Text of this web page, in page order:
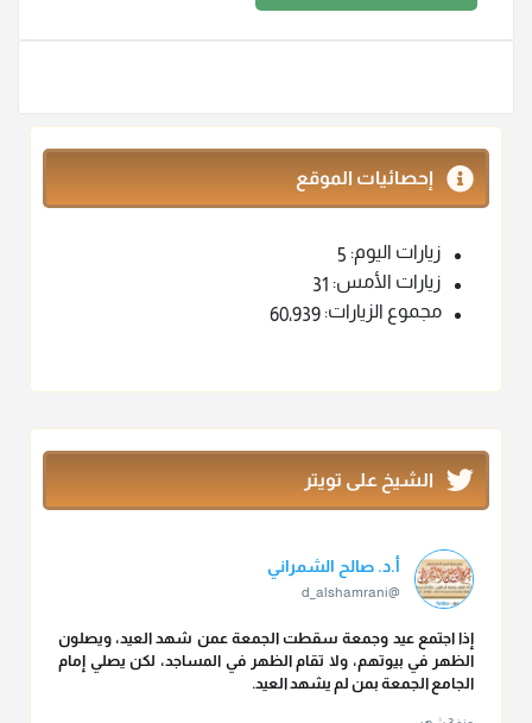
إحصائيات الموقع
زيارات اليوم: 5
زيارات الأمس: 31
مجموع الزيارات: 60٬939
الشيخ على تويتر
أ.د. صالح الشمراني
@d_alshamrani
إذا اجتمع عيد وجمعة سقطت الجمعة عمن شهد العيد، ويصلون
الظهر في بيوتهم، ولا تقام الظهر في المساجد، لكن يصلي إمام
الجامع الجمعة بمن لم يشهد العيد.